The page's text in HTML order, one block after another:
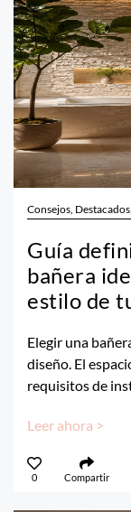
Consejos,
Guía
bañera
estilo de
Elegir una
diseño. El
requisitos de
Leer ahora >
0 Compartir